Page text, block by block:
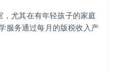
尤其在有年轻孩子的家庭
服务通过每月的版税收入产